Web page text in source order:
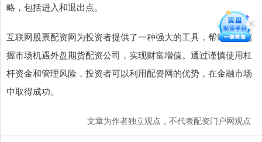
略，包括进入和退出点。
互联网股票配资网为投资者提供了一种强大的工具，帮助他们把
握市场机遇外盘期货配资公司，实现财富增值。通过谨慎使用杠
杆资金和管理风险，投资者可以利用配资网的优势，在金融市场
中取得成功。
文章为作者独立观点，不代表配资门户网观点